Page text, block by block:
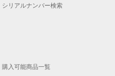
シリアルナンバー検索
購入可能商品一覧